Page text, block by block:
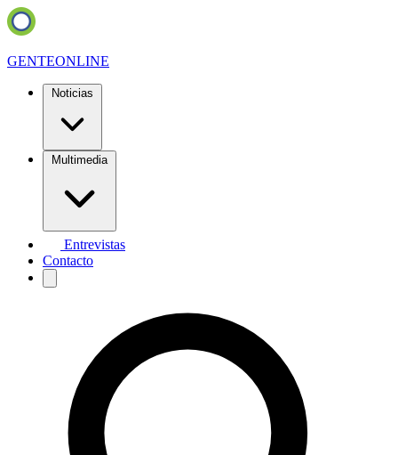
GENTEONLINE
Noticias
Multimedia
Entrevistas
Contacto